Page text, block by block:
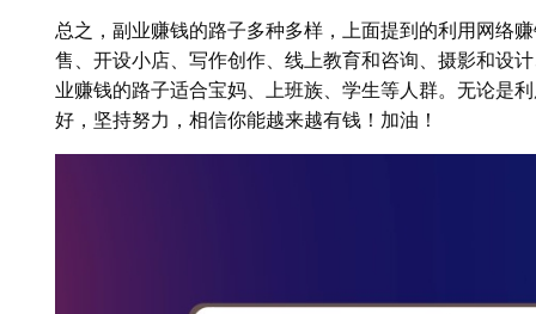
总之，副业赚钱的路子多种多样，上面提到的利用网络
售、开设小店、写作创作、线上教育和咨询、摄影和设
业赚钱的路子适合宝妈、上班族、学生等人群。无论是
好，坚持努力，相信你能越来越有钱！加油！